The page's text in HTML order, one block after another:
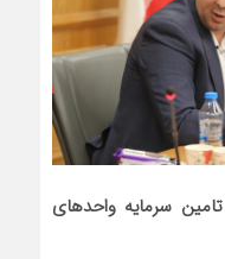
تامین سرمایه واحدهای